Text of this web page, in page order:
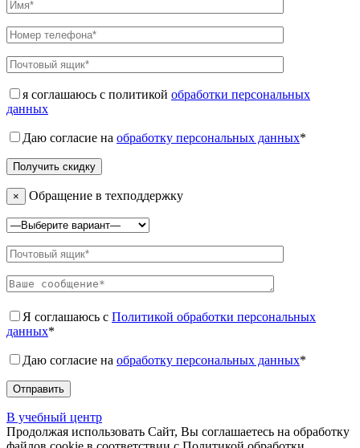
я соглашаюсь с политикой обработки персональных
данных
Даю согласие на обработку персональных данных*
× Обращение в техподдержку
Я соглашаюсь с Политикой обработки персональных
данных*
Даю согласие на обработку персональных данных*
В учебный центр
Продолжая использовать Сайт, Вы соглашаетесь на обработку